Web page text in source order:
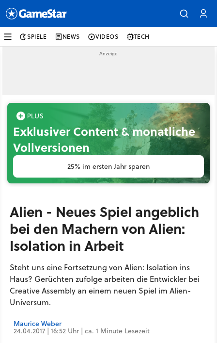
SPIELE NEWS VIDEOS TECH
Exklusiver Content & monatliche
Vollversionen
25% im ersten Jahr sparen
Alien - Neues Spiel angeblich
bei den Machern von Alien:
Isolation in Arbeit
Steht uns eine Fortsetzung von Alien: Isolation ins
Haus? Gerüchten zufolge arbeiten die Entwickler bei
Creative Assembly an einem neuen Spiel im Alien-
Universum.
Maurice Weber
24.04.2017 | 16:52 Uhr | ca. 1 Minute Lesezeit